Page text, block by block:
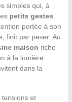
simples qui, à
petits gestes
portée à son
finit par peser. Au
maison riche
à la lumière
dans la
et